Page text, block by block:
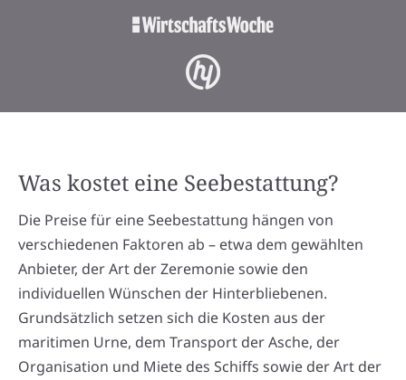
Was kostet eine Seebestattung?
Die Preise für eine Seebestattung hängen von
verschiedenen Faktoren ab – etwa dem gewählten
Anbieter, der Art der Zeremonie sowie den
individuellen Wünschen der Hinterbliebenen.
Grundsätzlich setzen sich die Kosten aus der
maritimen Urne, dem Transport der Asche, der
Organisation und Miete des Schiffs sowie der Art der